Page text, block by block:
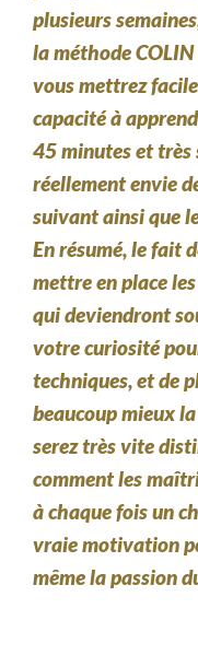
plusieurs
la méthode
vous mettrez
capacité à
45 minutes et très
réellement envie
suivant ainsi que
En résumé, le fait
mettre en place
qui deviendront
votre curiosité
techniques, et de
beaucoup mieux
serez très vite
comment les
à chaque fois un
vraie motivation
même la passion